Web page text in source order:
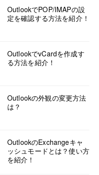
OutlookでPOP/IMAPの設
定を確認する方法を紹介！
OutlookでvCardを作成す
る方法を紹介！
Outlookの外観の変更方法
は？
OutlookのExchangeキャ
ッシュモードとは？使い方
を紹介！